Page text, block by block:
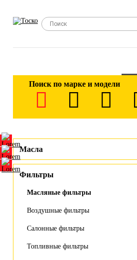
Поиск по марке и модели
Масла
Фильтры
Масляные фильтры
Воздушные фильтры
Салонные фильтры
Топливные фильтры